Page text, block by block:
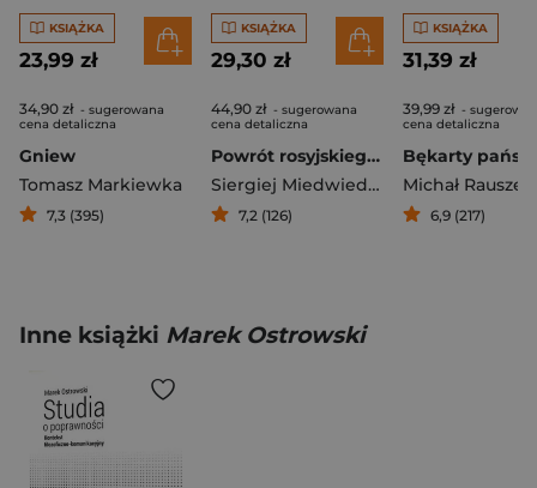
KSIĄŻKA
23,99 zł
34,90 zł - sugerowana
cena detaliczna
Gniew
Tomasz Markiewka
7,3 (395)
KSIĄŻKA
29,30 zł
44,90 zł - sugerowana
cena detaliczna
Powrót rosyjskiego Lewiatana
Siergiej Miedwiediew
7,2 (126)
KSIĄŻKA
31,39 zł
39,99 zł -
cena detaliczna
Michał Rauszer
6,9 (217)
Inne książki Marek Ostrowski